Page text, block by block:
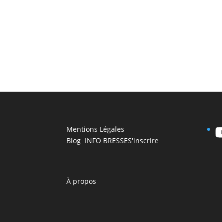
Mentions Légales
Blog INFO BRESSES'inscrire
À propos